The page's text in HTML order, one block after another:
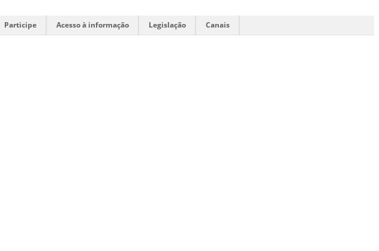
Participe Acesso à informação Legislação Canais